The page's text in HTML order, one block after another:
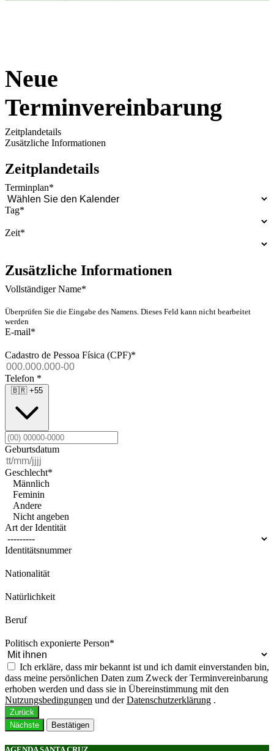
Neue
Terminvereinbarung
Zeitplandetails
Zusätzliche Informationen
Zeitplandetails
Terminplan*
Tag*
Zeit*
Zusätzliche Informationen
Vollständiger Name*
Überprüfen Sie die Eingabe des Namens. Dieses Feld kann nicht bearbeitet
werden
E-mail*
Cadastro de Pessoa Física (CPF)*
Telefon *
🇧🇷 +55
Geburtsdatum
Geschlecht*
Männlich
Feminin
Andere
Nicht angeben
Art der Identität
Identitätsnummer
Nationalität
Natürlichkeit
Beruf
Politisch exponierte Person*
Ich erkläre, dass mir bekannt ist und ich damit einverstanden bin,
dass meine persönlichen Daten zum Zweck der Terminvereinbarung
erhoben werden und dass sie in Übereinstimmung mit den
Nutzungsbedingungen und derDatenschutzerklärung .
Zurück
Nächste
Bestätigen